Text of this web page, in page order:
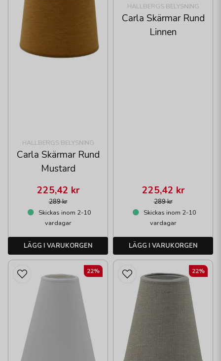
HALLBERGS BELYSNING
Carla Skärmar Rund
Mustard
289 kr
225,42 kr
Skickas inom 2-10
vardagar
LÄGG I VARUKORGEN
HALLBERGS BELYSNING
Carla Skärmar Rund
Linnen
289 kr
225,42 kr
Skickas inom 2-10
vardagar
LÄGG I VARUKORGEN
22% 22%